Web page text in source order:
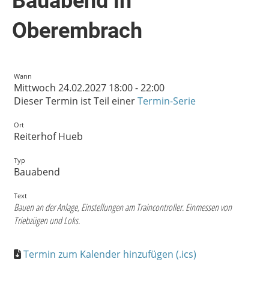
Oberembrach
Wann
Mittwoch 24.02.2027 18:00 - 22:00
Dieser Termin ist Teil einerTermin-Serie
Ort
Reiterhof Hueb
Typ
Bauabend
Text
Bauen an der Anlage, Einstellungen am Traincontroller. Einmessen von
Triebzügen und Loks.
Termin zum Kalender hinzufügen (.ics)